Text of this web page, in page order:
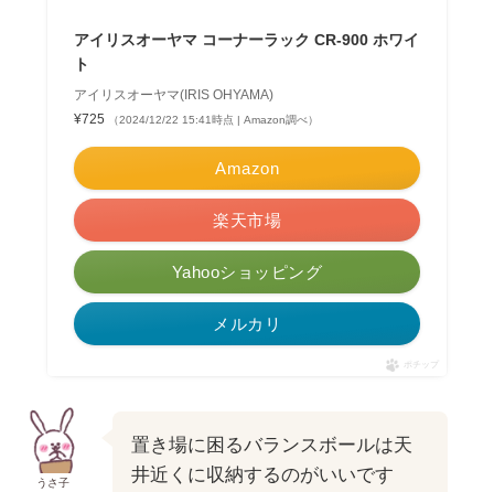
アイリスオーヤマ コーナーラック CR-900 ホワイ
ト
アイリスオーヤマ(IRIS OHYAMA)
¥725
（2024/12/22 15:41時点 | Amazon調べ）
Amazon
楽天市場
Yahooショッピング
メルカリ
ポチップ
うさ子
置き場に困るバランスボールは天
井近くに収納するのがいいです